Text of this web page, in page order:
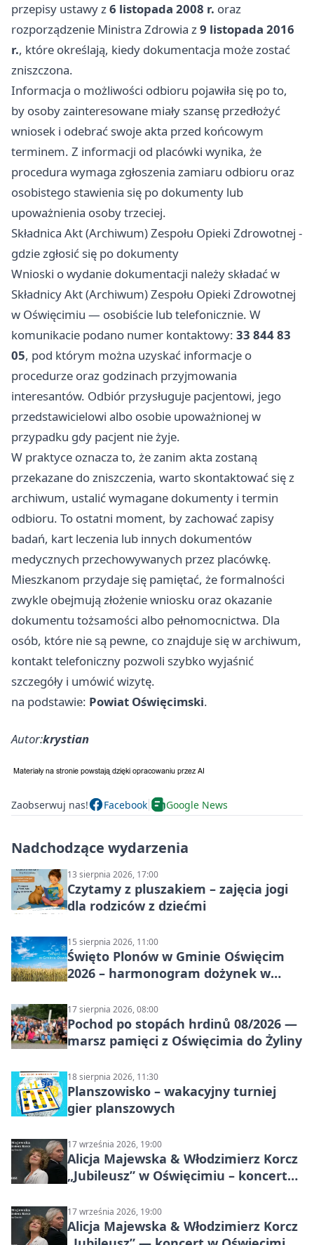
przepisy ustawy z6 listopada 2008 r. oraz
rozporządzenie Ministra Zdrowia z9 listopada 2016
r., które określają, kiedy dokumentacja może zostać
zniszczona.
Informacja o możliwości odbioru pojawiła się po to,
by osoby zainteresowane miały szansę przedłożyć
wniosek i odebrać swoje akta przed końcowym
terminem. Z informacji od placówki wynika, że
procedura wymaga zgłoszenia zamiaru odbioru oraz
osobistego stawienia się po dokumenty lub
upoważnienia osoby trzeciej.
Składnica Akt (Archiwum) Zespołu Opieki Zdrowotnej -
gdzie zgłosić się po dokumenty
Wnioski o wydanie dokumentacji należy składać w
Składnicy Akt (Archiwum) Zespołu Opieki Zdrowotnej
w Oświęcimiu — osobiście lub telefonicznie. W
komunikacie podano numer kontaktowy: 33 844 83
05, pod którym można uzyskać informacje o
procedurze oraz godzinach przyjmowania
interesantów. Odbiór przysługuje pacjentowi, jego
przedstawicielowi albo osobie upoważnionej w
przypadku gdy pacjent nie żyje.
W praktyce oznacza to, że zanim akta zostaną
przekazane do zniszczenia, warto skontaktować się z
archiwum, ustalić wymagane dokumenty i termin
odbioru. To ostatni moment, by zachować zapisy
badań, kart leczenia lub innych dokumentów
medycznych przechowywanych przez placówkę.
Mieszkanom przydaje się pamiętać, że formalności
zwykle obejmują złożenie wniosku oraz okazanie
dokumentu tożsamości albo pełnomocnictwa. Dla
osób, które nie są pewne, co znajduje się w archiwum,
kontakt telefoniczny pozwoli szybko wyjaśnić
szczegóły i umówić wizytę.
na podstawie: Powiat Oświęcimski.
Autor:krystian
Zaobserwuj nas! Facebook Google News
Nadchodzące wydarzenia
13 sierpnia 2026, 17:00
Czytamy z pluszakiem – zajęcia jogi
dla rodziców z dziećmi
15 sierpnia 2026, 11:00
Święto Plonów w Gminie Oświęcim
2026 – harmonogram dożynek w
17 sierpnia 2026, 08:00
Pochod po stopách hrdinů 08/2026 —
marsz pamięci z Oświęcimia do Żyliny
18 sierpnia 2026, 11:30
Planszowisko – wakacyjny turniej
gier planszowych
17 września 2026, 19:00
Alicja Majewska & Włodzimierz Korcz
„Jubileusz” w Oświęcimiu – koncert
17 września 2026, 19:00
Alicja Majewska & Włodzimierz Korcz